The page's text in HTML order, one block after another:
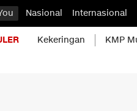
Nasional Internasional
Kekeringan KMP